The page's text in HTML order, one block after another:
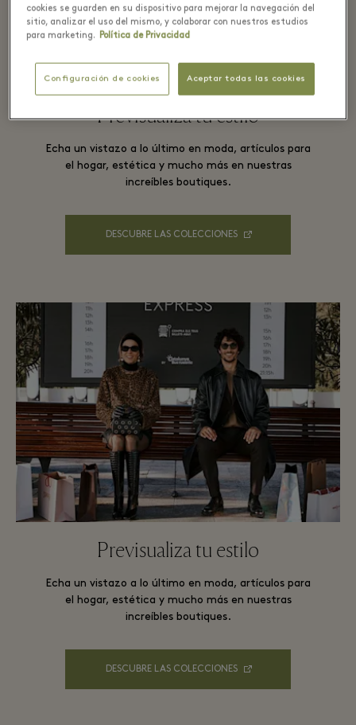
Previsualiza tu estilo
Echa un vistazo a lo último en moda, artículos para
el hogar, estética y mucho más en nuestras
increíbles boutiques.
DESCUBRE LAS COLECCIONES
Previsualiza tu estilo
Echa un vistazo a lo último en moda, artículos para
el hogar, estética y mucho más en nuestras
increíbles boutiques.
DESCUBRE LAS COLECCIONES
cookies se guarden en su dispositivo para mejorar la navegación del
sitio, analizar el uso del mismo, y colaborar con nuestros estudios
para marketing. Política de Privacidad
Configuración de cookies Aceptar todas las cookies